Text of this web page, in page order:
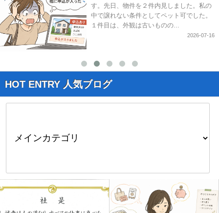
す。先日、物件を２件内見しました。私の
中で譲れない条件としてペット可でした。
１件目は、外観は古いものの...
HOT ENTRY 人気ブログ